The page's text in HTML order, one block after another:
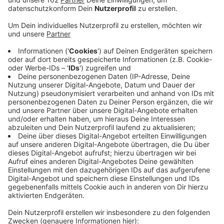
Rund hundert Landwirte vom Niederrhein beteiligen
sich heute an Protesten in Holland. Sie haben sich
schon am frühen Morgen in kleineren Gruppen mit
Traktoren auf den Weg gemacht. In den Niederlanden
sind dann mehrere Demos geplant. Die Organisation
"Land schafft Verbindung" hat hier bei uns zur
Unterstützung aufgerufen. Die Bauern wehren sich
gegen hohe EU-Auflagen und fordern mehr
Mitspracherecht. Als Zeichen der Solidarität kann es
am Nachmittag auch zu kleinen Mahnwachen bei uns
im Kreis kommen. Mit Verkehrsproblemen ist laut den
Organisatoren nicht zu rechnen.